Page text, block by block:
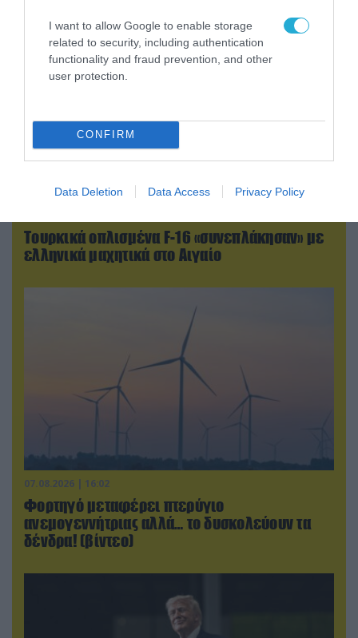
I want to allow Google to enable storage
related to security, including authentication
functionality and fraud prevention, and other
user protection.
CONFIRM
Data Deletion Data Access Privacy Policy
Τουρκικά οπλισμένα F-16 «συνεπλάκησαν» με
ελληνικά μαχητικά στο Αιγαίο
07.08.2026 | 16:02
Φορτηγό μεταφέρει πτερύγιο
ανεμογεννήτριας αλλά… το δυσκολεύουν τα
δένδρα! (βίντεο)